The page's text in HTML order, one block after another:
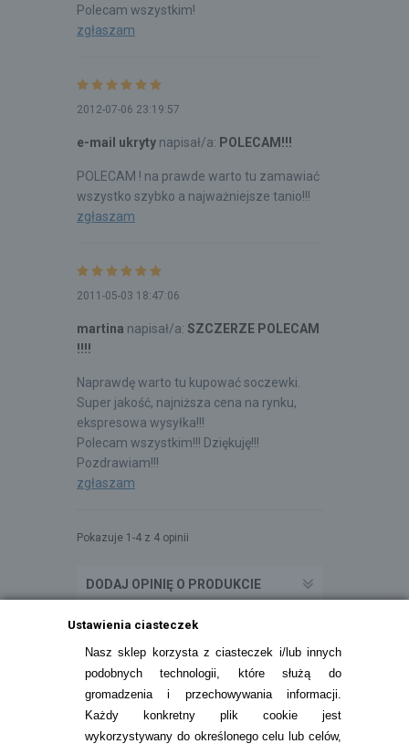
Ustawienia ciasteczek
Nasz sklep korzysta z ciasteczek i/lub innych
podobnych technologii, które służą do
gromadzenia i przechowywania informacji.
Każdy konkretny plik cookie jest
wykorzystywany do określonego celu lub celów,
Polecam wszystkim!
zgłaszam
2012-07-06 23:19:57
e-mail ukryty napisał/a: POLECAM!!!
POLECAM ! na prawde warto tu zamawiać
wszystko szybko a najważniejsze tanio!!!
zgłaszam
2011-05-03 18:47:06
martina napisał/a: SZCZERZE POLECAM
!!!!
Naprawdę warto tu kupować soczewki.
Super jakość, najniższa cena na rynku,
ekspresowa wysyłka!!!
Polecam wszystkim!!! Dziękuję!!!
Pozdrawiam!!!
zgłaszam
Pokazuje 1-4 z 4 opinii
DODAJ OPINIĘ O PRODUKCIE